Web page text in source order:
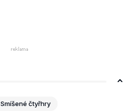
Smíšené čtyřhry